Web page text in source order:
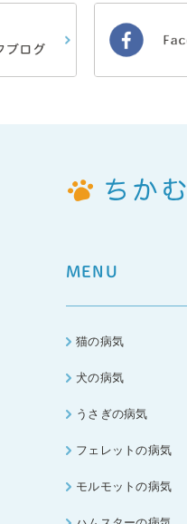
MENU
猫の病気
犬の病気
うさぎの病気
フェレットの病気
モルモットの病気